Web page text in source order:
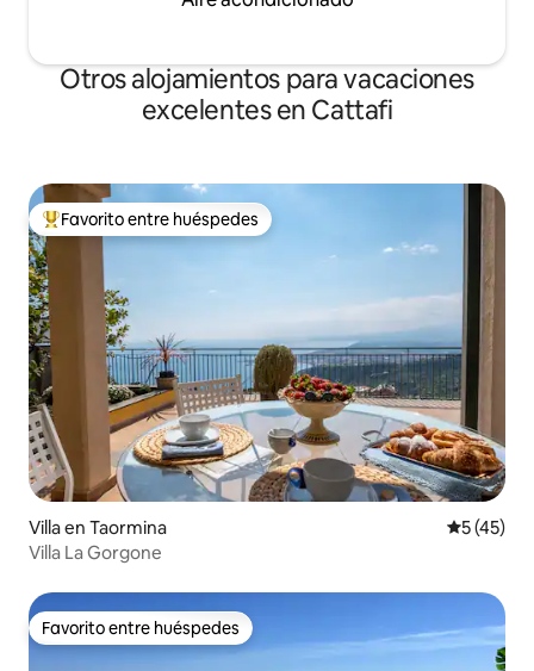
Otros alojamientos para vacaciones
excelentes en Cattafi
Favorito entre huéspedes preferido
Favorito entre huéspedes
Villa en Taormina
5 (45)
Villa La Gorgone
Favorito entre huéspedes
Favorito entre huéspedes